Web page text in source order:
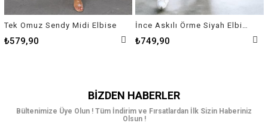
Tek Omuz Sendy Midi Elbise
₺579,90 ₺749,90
BIZDEN HABERLER
Bültenimize Üye Olun ! Tüm İndirim ve Fırsatlardan İlk Sizin Haberiniz
Olsun !